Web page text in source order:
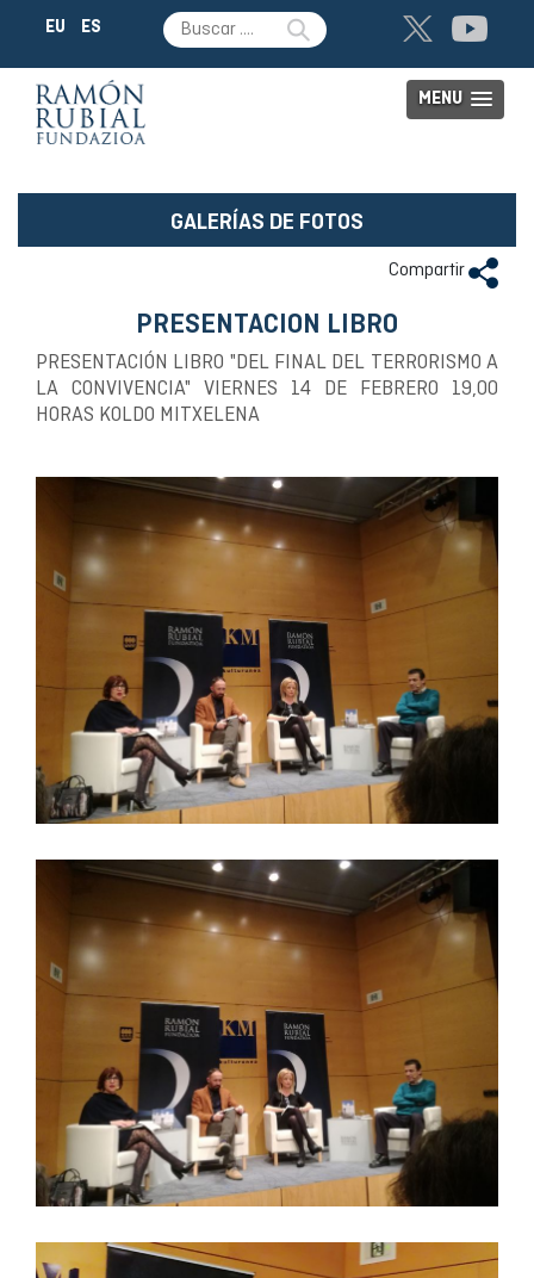
EU ES
MENU
GALERÍAS DE FOTOS
Compartir
PRESENTACION LIBRO
PRESENTACIÓN LIBRO "DEL FINAL DEL TERRORISMO A
LA CONVIVENCIA" VIERNES 14 DE FEBRERO 19,00
HORAS KOLDO MITXELENA